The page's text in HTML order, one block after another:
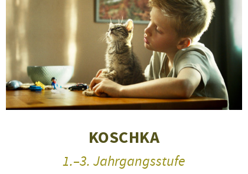
KOSCHKA
1.–3. Jahrgangsstufe